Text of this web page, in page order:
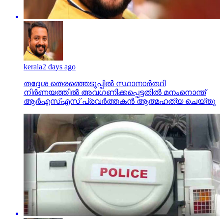
kerala2 days ago
തദ്ദേശ തെരഞ്ഞെടുപ്പില്‍ സ്ഥാനാര്‍ത്ഥി
നിര്‍ണയത്തില്‍ അവഗണിക്കപ്പെട്ടതില്‍ മനംനൊന്ത്
ആര്‍എസ്എസ് പ്രവര്‍ത്തകന്‍ ആത്മഹത്യ ചെയ്തു